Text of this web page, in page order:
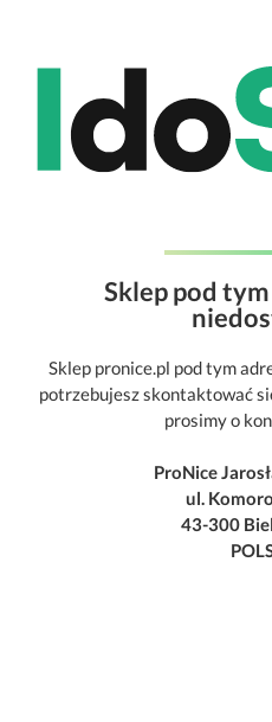
Sklep pod
Sklep pronice.pl pod tym
potrzebujesz skontaktować
prosimy o
ProNice
ul.
43-300